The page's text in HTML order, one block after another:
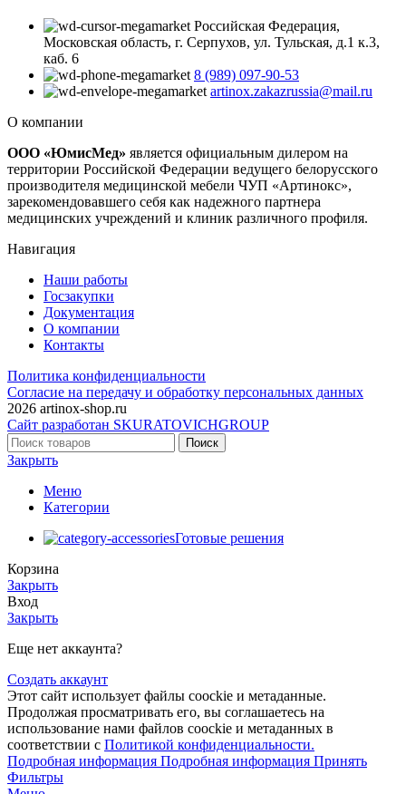
Российская Федерация,
Московская область, г. Серпухов, ул. Тульская, д.1 к.3,
каб. 6
8 (989) 097-90-53
artinox.zakazrussia@mail.ru
О компании
ООО «ЮмисМед» является официальным дилером на
территории Российской Федерации ведущего белорусского
производителя медицинской мебели ЧУП «Артинокс»,
зарекомендовавшего себя как надежного партнера
медицинских учреждений и клиник различного профиля.
Навигация
Наши работы
Госзакупки
Документация
О компании
Контакты
Политика конфиденциальности
Согласие на передачу и обработку персональных данных
2026 artinox-shop.ru
Сайт разработан SKURATOVICHGROUP
Поиск
Закрыть
Меню
Категории
Готовые решения
Корзина
Закрыть
Вход
Закрыть
Еще нет аккаунта?
Создать аккаунт
Этот сайт использует файлы coockie и метаданные.
Продолжая просматривать его, вы соглашаетесь на
использование нами файлов coockie и метаданных в
соответствии с Политикой конфиденциальности.
Подробная информация Подробная информация Принять
Фильтры